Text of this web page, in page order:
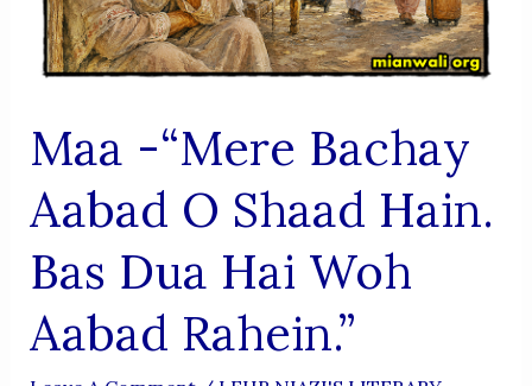
Maa -“Mere Bachay
Aabad O Shaad Hain.
Bas Dua Hai Woh
Aabad Rahein.”